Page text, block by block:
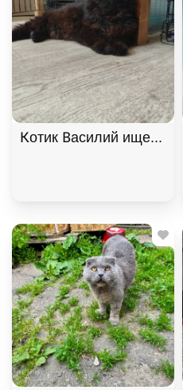
Котик Василий ищет